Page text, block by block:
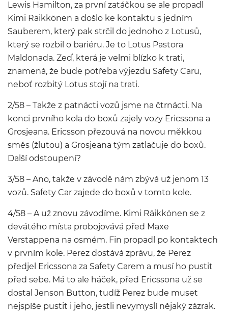
Lewis Hamilton, za první zatáčkou se ale propadl
Kimi Räikkönen a došlo ke kontaktu s jedním
Sauberem, který pak strčil do jednoho z Lotusů,
který se rozbil o bariéru. Je to Lotus Pastora
Maldonada. Zeď, která je velmi blízko k trati,
znamená, že bude potřeba výjezdu Safety Caru,
neboť rozbitý Lotus stojí na trati.
2/58 – Takže z patnácti vozů jsme na čtrnácti. Na
konci prvního kola do boxů zajely vozy Ericssona a
Grosjeana. Ericsson přezouvá na novou měkkou
směs (žlutou) a Grosjeana tým zatlačuje do boxů.
Další odstoupení?
3/58 – Ano, takže v závodě nám zbývá už jenom 13
vozů. Safety Car zajede do boxů v tomto kole.
4/58 – A už znovu závodíme. Kimi Räikkönen se z
devátého místa probojovává před Maxe
Verstappena na osmém. Fin propadl po kontaktech
v prvním kole. Perez dostává zprávu, že Perez
předjel Ericssona za Safety Carem a musí ho pustit
před sebe. Má to ale háček, před Ericssona už se
dostal Jenson Button, tudíž Perez bude muset
nejspíše pustit i jeho, jestli nevymyslí nějaký zázrak.